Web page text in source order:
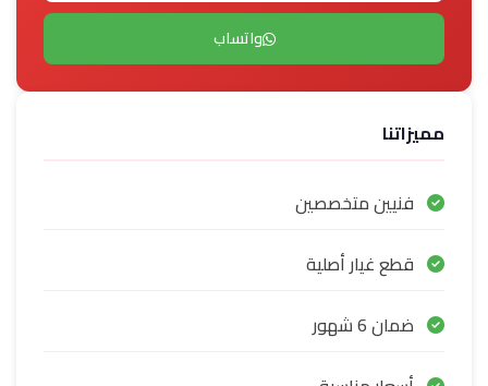
واتساب
مميزاتنا
فنيين متخصصين
قطع غيار أصلية
ضمان 6 شهور